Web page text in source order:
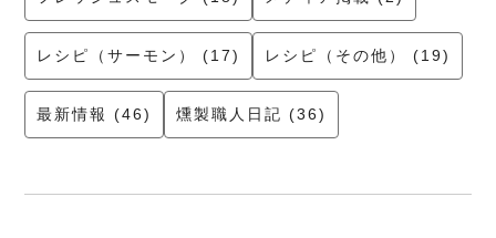
レシピ（サーモン） (17) レシピ（その他） (19)
最新情報 (46) 燻製職人日記 (36)